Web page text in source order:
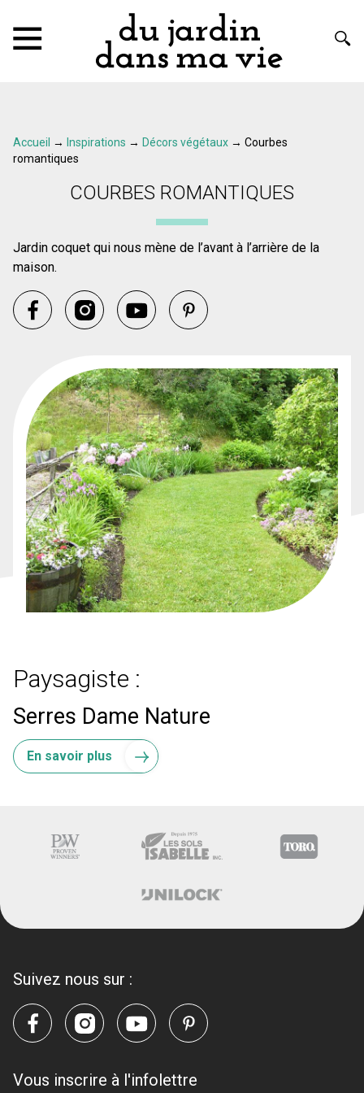
Accueil → Inspirations → Décors végétaux → Courbes
romantiques
COURBES ROMANTIQUES
Jardin coquet qui nous mène de l’avant à l’arrière de la
maison.
Paysagiste :
Serres Dame Nature
En savoir plus
Suivez nous sur :
Vous inscrire à l'infolettre